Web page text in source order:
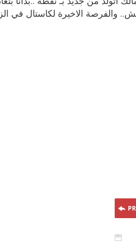
والفرصة الاخيرة لكاستال في